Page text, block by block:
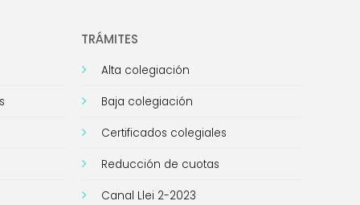
TRÁMITES
Alta colegiación
Baja colegiación
Certificados colegiales
Reducción de cuotas
Canal Llei 2-2023